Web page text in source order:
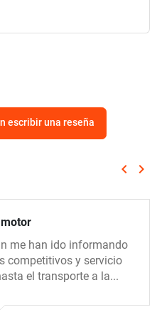
escribir una reseña
keyboard_arrow_left keyboard_arrow_right
me han ido informando
competitivos y servicio
el transporte a la...